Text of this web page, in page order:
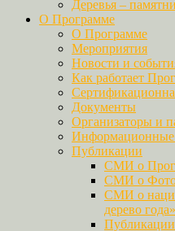
Деревья –
О Программе
О Программе
Мероприятия
Новости и
Как работает
Документы
Организаторы и
Информационные
Публикации
СМИ о
СМИ о
СМИ о
дерево года»
Публикации